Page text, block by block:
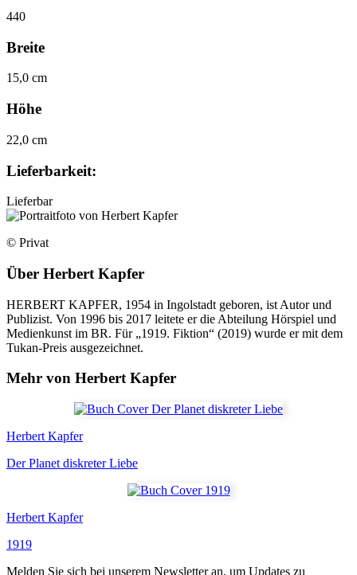
440
Breite
15,0 cm
Höhe
22,0 cm
Lieferbarkeit:
Lieferbar
© Privat
Über Herbert Kapfer
HERBERT KAPFER, 1954 in Ingolstadt ­geboren, ist Autor und
Publizist. Von 1996 bis 2017 leitete er die Abteilung Hörspiel und
Medienkunst im BR. Für „1919. Fiktion“ (2019) wurde er mit dem
Tukan-Preis ausgezeichnet.
Mehr von Herbert Kapfer
Herbert Kapfer
Der Planet diskreter Liebe
Herbert Kapfer
1919
Melden Sie sich bei unserem Newsletter an, um Updates zu